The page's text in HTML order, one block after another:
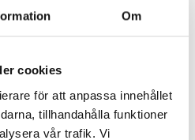
Om
cookies
för att anpassa innehållet
tillhandahålla funktioner
vår trafik. Vi
Yrttejä jotka voivat vaikuttaa lievästi nestettä poistavasti.
Tranbär
NATURENS APOTEK
Karpalouutekapseleita.
18,90 €